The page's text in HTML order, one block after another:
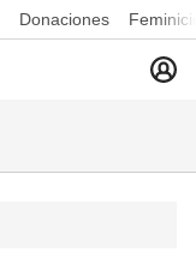
Donaciones